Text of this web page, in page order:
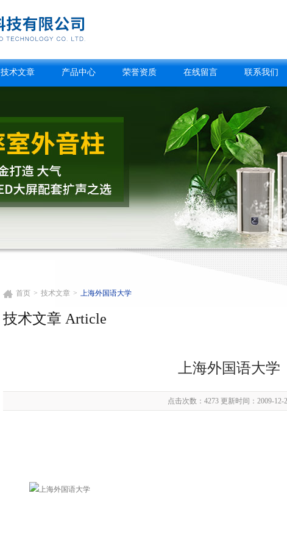
技术文章 产品中心 荣誉资质 在线留言 联系我们
首页 > 技术文章 > 上海外国语大学
技术文章 Article
上海外国语大学
点击次数：4273 更新时间：2009-12-